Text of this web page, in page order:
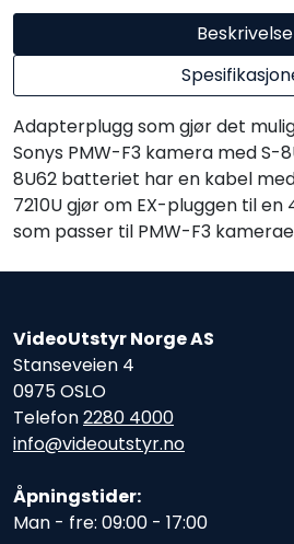
Beskrivelse
Adapterplugg som gjør det
Sonys PMW-F3 kamera med S-
8U62 batteriet har en kabel
7210U gjør om EX-pluggen til en
som passer til PMW-F3
VideoUtstyr Norge AS
Stanseveien 4
0975 OSLO
Telefon2280 4000
info@videoutstyr.no
Åpningstider:
Man - fre: 09:00 - 17:00